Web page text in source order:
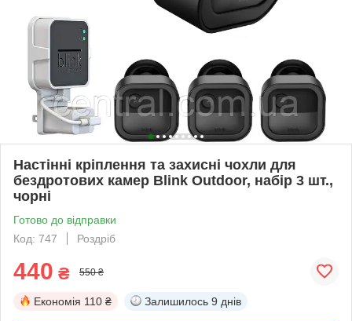
Настінні кріплення та захисні чохли для
бездротових камер Blink Outdoor, набір 3 шт.,
чорні
Готово до відправки
Код: 747
Роздріб
440 ₴ 550 ₴
Економія 110 ₴ Залишилось 9 днів